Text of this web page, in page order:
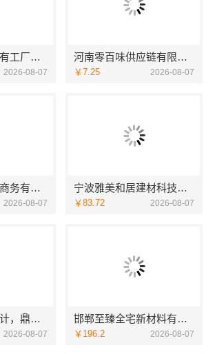
旧房室内家装自有工厂落地福建尚艺空间新材料科技有限公司
2026-08-07
河南零百味供应链有限公司轻投入硬折扣零食长久经营
￥7.25 2026-08-07
湖北省惠物电子商务有限公司优惠数码家电工具价格
2026-08-07
宁波雅美和居建材科技有限公司|宁波余姚家装设计到店咨询
￥83.72 2026-08-07
广东正规室内设计，鼎饰空间透明化施工
2026-08-07
邯郸至臻全宅新材料有限公司，健康翻新进口材料开启绿色人居
￥196.2 2026-08-07